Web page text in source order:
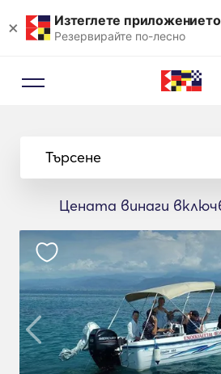
× Изтеглете приложението
Резервирайте по-лесно
Търсене
Цената винаги